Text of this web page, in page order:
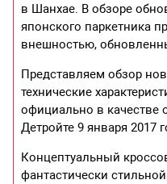
в Шанхае. В обзоре
японского паркетника
внешностью,
Представляем обзор
технические
официально в качестве
Детройте 9 января 2017
Концептуальный
фантастически